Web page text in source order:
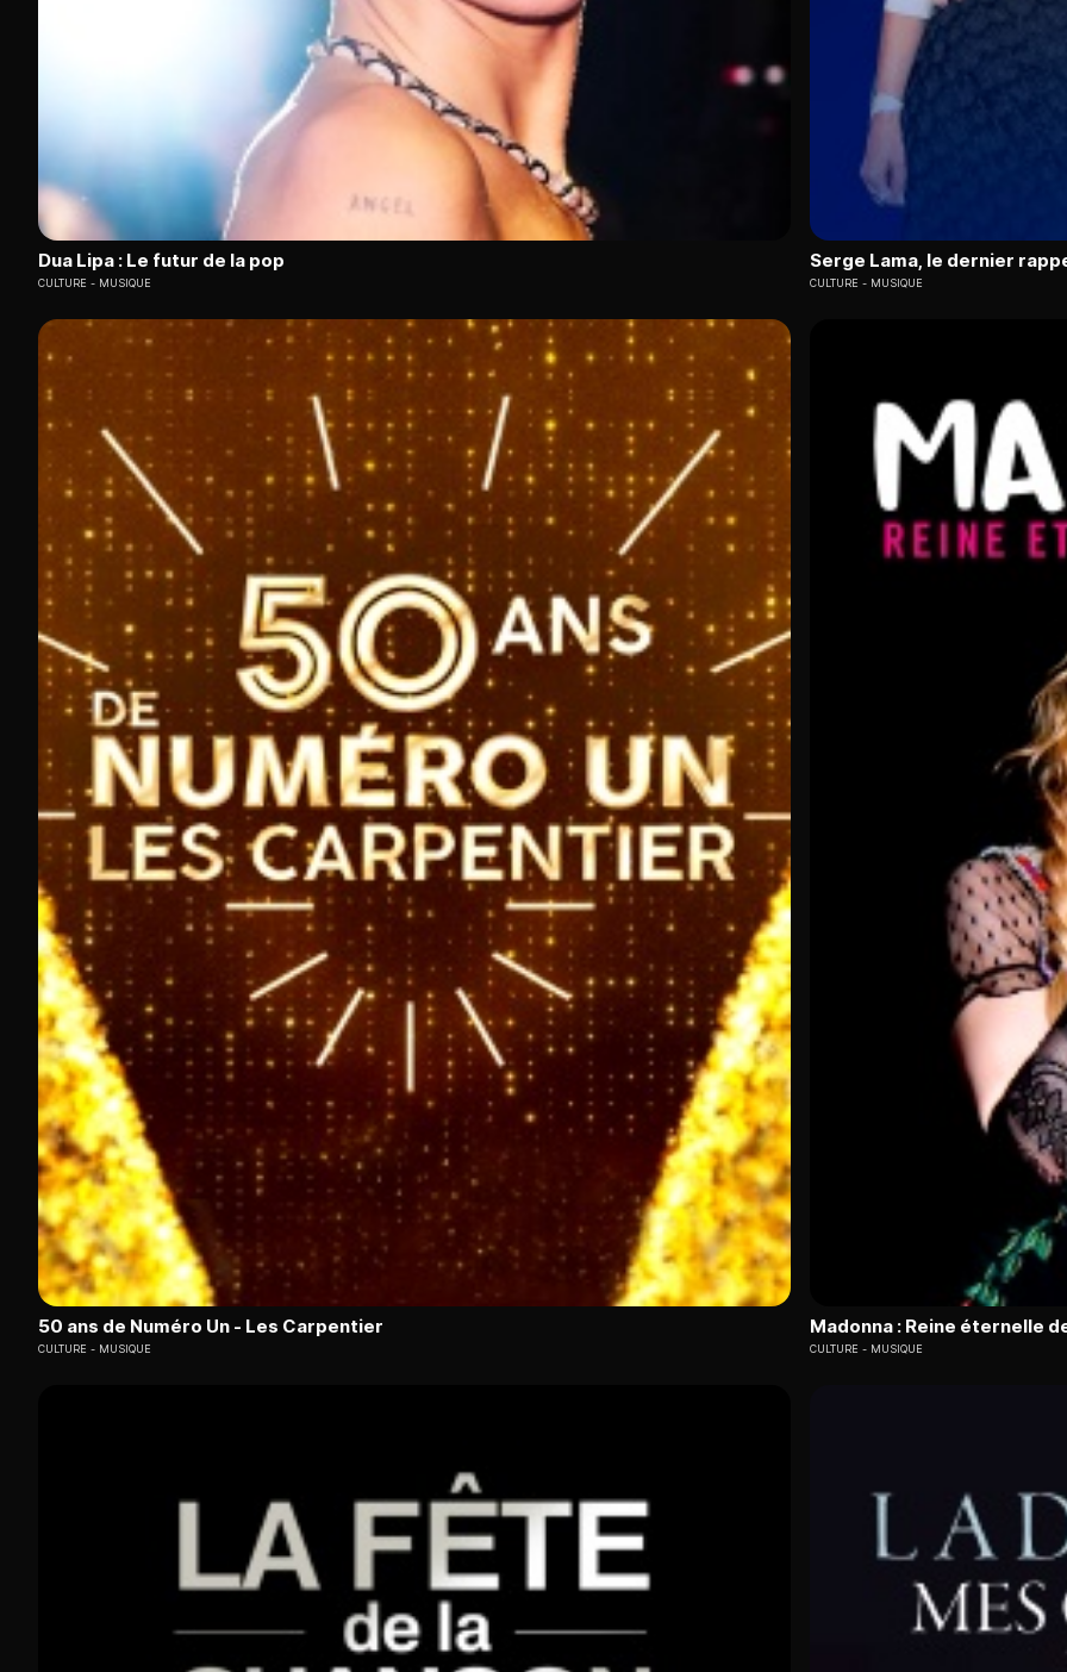
Dua Lipa : Le futur de la pop
CULTURE MUSIQUE
Serge Lama, le dernier
CULTURE MUSIQUE
50 ans de Numéro Un - Les Carpentier
CULTURE MUSIQUE
Madonna : Reine éternelle
CULTURE MUSIQUE